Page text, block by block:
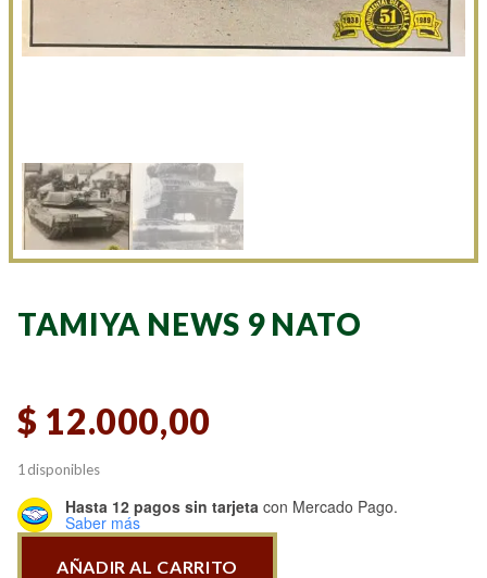
TAMIYA NEWS 9 NATO
$ 12.000,00
1 disponibles
Hasta 12 pagos sin tarjeta con Mercado Pago.
Saber más
AÑADIR AL CARRITO